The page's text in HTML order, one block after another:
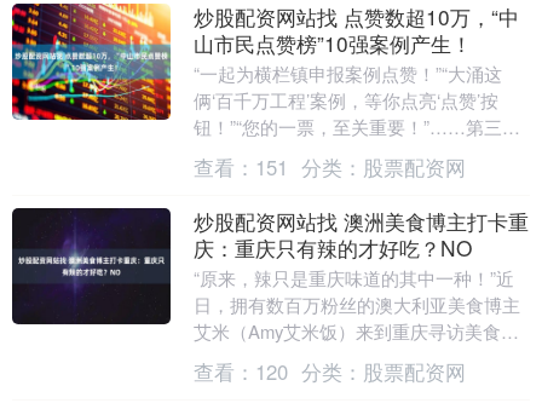
炒股配资网站找 点赞数超10万，“中
山市民点赞榜”10强案例产生！
“一起为横栏镇申报案例点赞！”“大涌这
俩‘百千万工程’案例，等你点亮‘点赞’按
钮！”“您的一票，至关重要！”……第三届
南都“中山点赞榜”点赞通道自12月8日开
启....
查看： 151 分类： 股票配资网
炒股配资网站找 澳洲美食博主打卡重
庆：重庆只有辣的才好吃？NO
“原来，辣只是重庆味道的其中一种！”近
日，拥有数百万粉丝的澳大利亚美食博主
艾米（Amy艾米饭）来到重庆寻访美食。
一连串味蕾体验刷新了她对这座城市的认
知。她惊喜地....
查看： 120 分类： 股票配资网